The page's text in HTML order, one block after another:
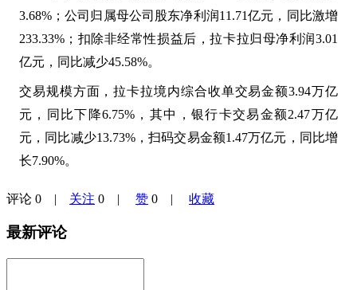
3.68% ；公司归属母公司股东净利润11.71亿元，同比激增
233.33% ；扣除非经常性损益后，拉卡拉归母净利润3.01
亿元，同比减少45.58%。
交易规模方面，拉卡拉境内综合收单交易金额3.94万亿
元，同比下降6.75% ，其中，银行卡交易金额2.47万亿
元，同比减少13.73%，扫码交易金额1.47万亿元，同比增
长7.90%。
评论 0 | 关注 0 | 赞 0 | 收藏
最新评论